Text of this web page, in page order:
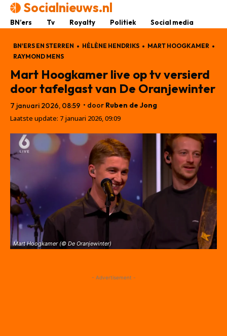
Socialnieuws.nl
BN’ers Tv Royalty Politiek Social media
BN'ERS EN STERREN HÉLÈNE HENDRIKS
MART HOOGKAMER
RAYMOND MENS
Mart Hoogkamer live op tv versierd
door tafelgast van De Oranjewinter
7 januari 2026, 08:59 • door Ruben de Jong
Laatste update: 7 januari 2026, 09:09
Mart Hoogkamer (© De Oranjewinter)
- Advertisement -